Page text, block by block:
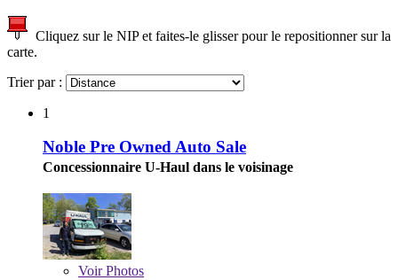
Cliquez sur le NIP et faites-le glisser pour le repositionner sur la
carte.
Trier par :
1
Noble Pre Owned Auto Sale
Concessionnaire U-Haul dans le voisinage
VoirPhotos